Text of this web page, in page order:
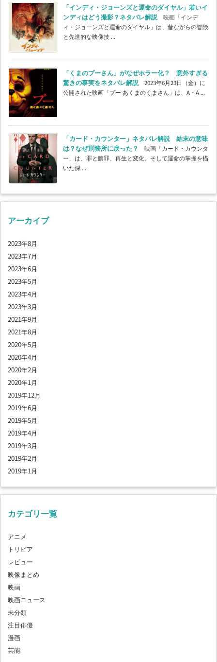
「インディ・ジョーンズと運命のダイヤル」若いイ
ンディはどう撮影？ネタバレ解説 映画「インデ
ィ・ジョーンズと運命のダイヤル」は、昔ながらの冒険
と先進的な映像技 ...
「くまのプーさん」がなぜホラー化？ 意外すぎる
驚きの事実をネタバレ解説 2023年6月23日（金）に
公開された映画「プー あくまのくまさん」は、A・A ...
「カード・カウンター」ネタバレ解説 結末の意味
は？なぜ刑務所に戻った？
映画「カード・カウンタ
ー」は、罪と贖罪、再生と変化、そして運命の掌握を描
いた深 ...
アーカイブ
2023年8月
2023年7月
2023年6月
2023年5月
2023年4月
2023年3月
2021年9月
2021年8月
2020年5月
2020年4月
2020年2月
2020年1月
2019年12月
2019年6月
2019年5月
2019年4月
2019年3月
2019年2月
2019年1月
カテゴリ一覧
アニメ
トリビア
レビュー
映像まとめ
映画
映画ニュース
未分類
注目俳優
漫画
芸能